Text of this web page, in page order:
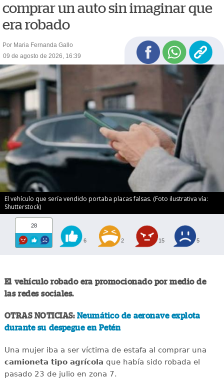
comprar un auto sin imaginar que
era robado
Por Maria Fernanda Gallo
09 de agosto de 2026, 16:39
El vehículo que sería vendido portaba placas falsas. (Foto ilustrativa vía:
Shutterstock)
28
6 2 15 5
El vehículo robado era promocionado por medio de
las redes sociales.
OTRAS NOTICIAS:Neumático de aeronave explota
durante su despegue en Petén
Una mujer iba a ser víctima de estafa al comprar una
camioneta tipo agrícola que había sido robada el
pasado 23 de julio en zona 7.